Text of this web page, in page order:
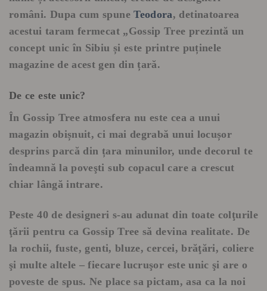
români. Dupa cum spuneTeodora, detinatoarea
acestui taram fermecat „Gossip Tree prezintă un
concept unic în Sibiu și este printre puținele
magazine de acest gen din țară.
De ce este unic?
În Gossip Tree atmosfera nu este cea a unui
magazin obișnuit, ci mai degrabă unui locușor
desprins parcă din țara minunilor, unde decorul te
îndeamnă la poveşti sub copacul care a crescut
chiar lângă intrare.
Peste 40 de designeri s-au adunat din toate colţurile
ţării pentru ca Gossip Tree să devina realitate. De
la rochii, fuste, genti, bluze, cercei, brăţări, coliere
şi multe altele – fiecare lucruşor este unic şi are o
poveste de spus. Ne place sa pictam, asa ca la noi